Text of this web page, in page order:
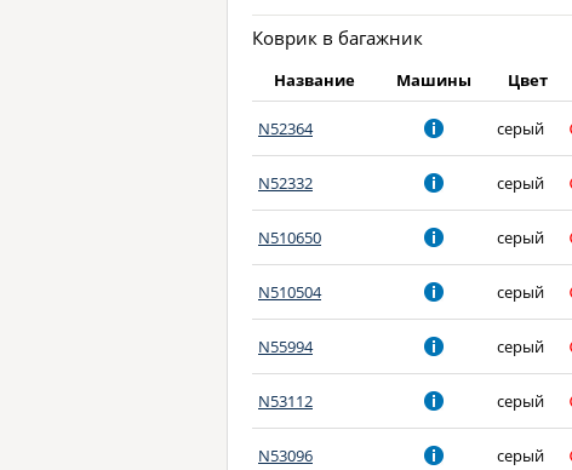
Коврик в багажник
Название Машины Цвет
N52364 серый
N52332 серый
N510650 серый
N510504 серый
N55994 серый
N53112 серый
N53096 серый